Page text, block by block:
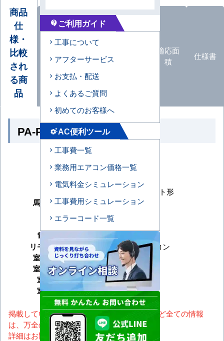
商品
仕
様・
比較
され
る商
品
オプ
品
一覧
ン形状
適応面
積
仕様書
PA-P63U7SGNB の商品仕様
シリーズ
XEPHY Premium
型番
PA-P63U7SGNB
形状
4方向天井カセット形
馬力（能力）
2.5馬力
冷房能力
暖房能力
電源タイプ
単相200V
リモコンタイプ
ワイヤードリモコン
室内機サイズ
室外機サイズ
室内機重量
室外機重量
掲載しているスペック・セット内容・画像など全ての情報
は、万全の保証をいたしかねます。
詳細はお問い合わせください。
contact_support ご利用ガイド
工事について
アフターサービス
お支払・配送
よくあるご質問
初めてのお客様へ
settings_suggestAC便利ツール
工事費一覧
業務用エアコン価格一覧
電気料金シミュレーション
工事費用シミュレーション
エラーコード一覧